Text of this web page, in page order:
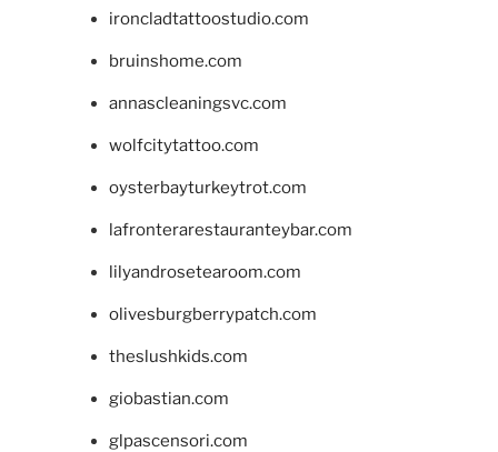
ironcladtattoostudio.com
bruinshome.com
annascleaningsvc.com
wolfcitytattoo.com
oysterbayturkeytrot.com
lafronterarestauranteybar.com
lilyandrosetearoom.com
olivesburgberrypatch.com
theslushkids.com
giobastian.com
glpascensori.com